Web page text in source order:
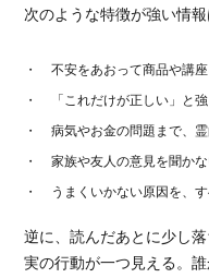
次のような特徴が強い情
不安をあおって商品や講
「これだけが正しい」と
病気やお金の問題まで、
家族や友人の意見を聞か
うまくいかない原因を、
逆に、読んだあとに少し
実の行動が一つ見える。